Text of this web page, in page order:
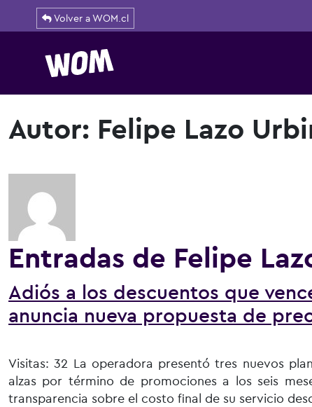
Volver a WOM.cl
Navegación principal
Autor: Felipe Lazo
Entradas de Felipe
Adiós a los descuentos que
anuncia nueva propuesta de
Visitas: 32 La operadora presentó tres nuevos
alzas por término de promociones a los seis
transparencia sobre el costo final de su servicio